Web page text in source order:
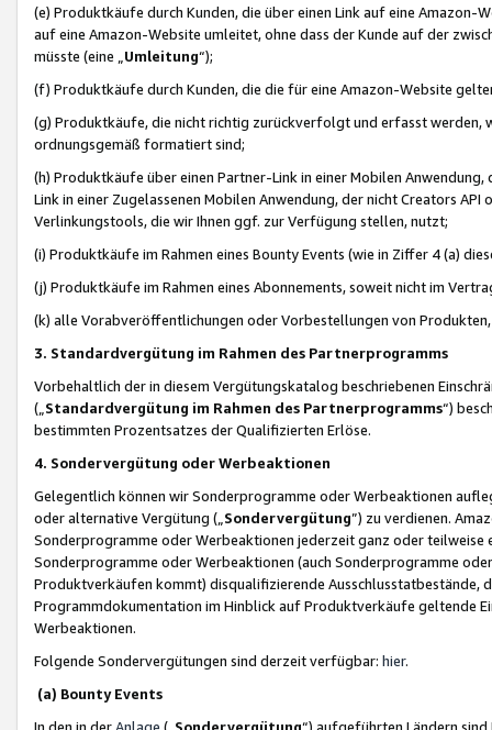
(e) Produktkäufe durch Kunden, die über einen Link auf eine
auf eine Amazon-Website umleitet, ohne dass der Kunde auf der
müsste (eine „ Umleitung“);
(f) Produktkäufe durch Kunden, die die für eine Amazon-Website
(g) Produktkäufe, die nicht richtig zurückverfolgt und erfasst werden,
ordnungsgemäß formatiert sind;
(h) Produktkäufe über einen Partner-Link in einer Mobilen
Link in einer Zugelassenen Mobilen Anwendung, der nicht Creators
Verlinkungstools, die wir Ihnen ggf. zur Verfügung stellen, nutzt;
(i) Produktkäufe im Rahmen eines Bounty Events (wie in Ziffer 4 (a)
(j) Produktkäufe im Rahmen eines Abonnements, soweit nicht im
(k) alle Vorabveröffentlichungen oder Vorbestellungen von
3. Standardvergütung im Rahmen des Partnerprogramms
Vorbehaltlich der in diesem Vergütungskatalog beschriebenen
(„ Standardvergütung im Rahmen des Partnerprogramms“)
bestimmten Prozentsatzes der Qualifizierten Erlöse.
4. Sondervergütung oder Werbeaktionen
Gelegentlich können wir Sonderprogramme oder Werbeaktionen
oder alternative Vergütung („ Sondervergütung”) zu verdienen.
Sonderprogramme oder Werbeaktionen jederzeit ganz oder
Sonderprogramme oder Werbeaktionen (auch Sonderprogramme
Produktverkäufen kommt) disqualifizierende Ausschlusstatbestände,
Programmdokumentation im Hinblick auf Produktverkäufe geltende
Werbeaktionen.
Folgende Sondervergütungen sind derzeit verfügbar: hier.
(a) Bounty Events
In den in derAnlage („ Sondervergütung“) aufgeführten Ländern